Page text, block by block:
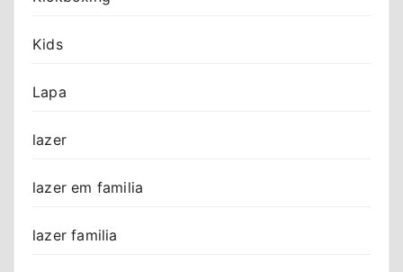
Kids
Lapa
lazer
lazer em familia
lazer familia